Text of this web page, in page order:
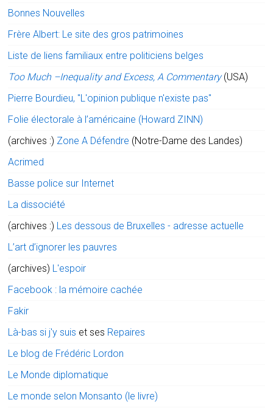
Bonnes Nouvelles
Frère Albert: Le site des gros patrimoines
Liste de liens familiaux entre politiciens belges
Too Much –Inequality and Excess, A Commentary (USA)
Pierre Bourdieu, "L'opinion publique n'existe pas"
Folie électorale à l’américaine (Howard ZINN)
(archives :) Zone A Défendre (Notre-Dame des Landes)
Acrimed
Basse police sur Internet
La dissociété
(archives :) Les dessous de Bruxelles - adresse actuelle
L’art d’ignorer les pauvres
(archives) L'espoir
Facebook : la mémoire cachée
Fakir
Là-bas si j'y suis et ses Repaires
Le blog de Frédéric Lordon
Le Monde diplomatique
Le monde selon Monsanto (le livre)